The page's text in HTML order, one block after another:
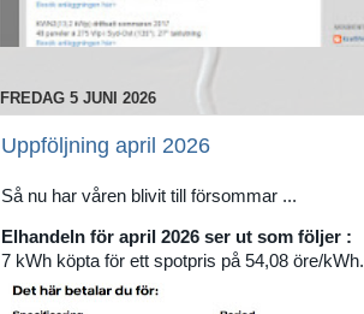
FREDAG 5 JUNI 2026
Uppföljning april 2026
Så nu har våren blivit till försommar ...
Elhandeln för april 2026 ser ut som följer :
7 kWh köpta för ett spotpris på 54,08 öre/kWh.